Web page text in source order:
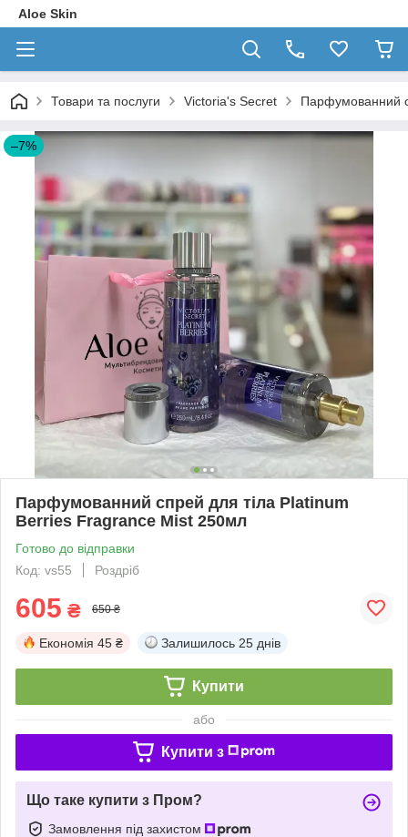
Aloe Skin
Товари та послуги Victoria's Secret Парфумованний
–7%
Парфумованний спрей для тіла Platinum
Berries Fragrance Mist 250мл
Готово до відправки
Код: vs55
Роздріб
605 ₴ 650 ₴
Економія 45 ₴ Залишилось 25 днів
Купити
або
Купити з
Що таке купити з Пром?
Замовлення під захистом